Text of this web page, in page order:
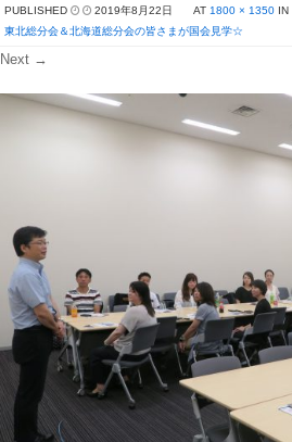
PUBLISHED 2019年8月22日 AT 1800 × 1350 IN
東北総分会＆北海道総分会の皆さまが国会見学☆
Next →